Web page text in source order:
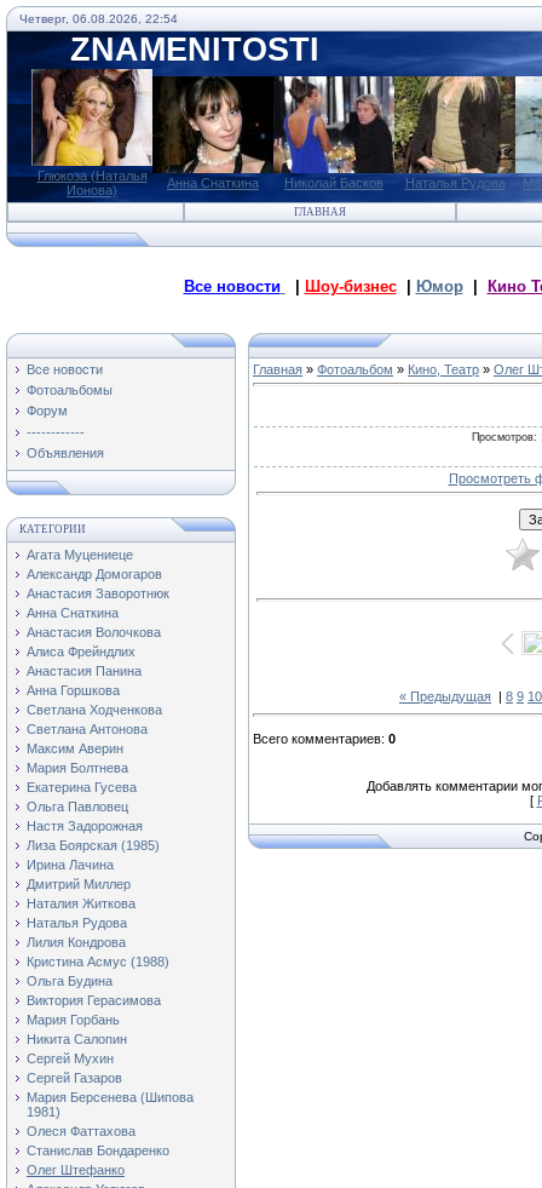
Четверг, 06.08.2026, 22:54
ZNAMENITOSTI
Глюкоза (Наталья
Ионова)
Анна Снаткина Николай Басков Наталья Рудова
ГЛАВНАЯ
Все новости Шоу-бизнес| Юмор| Кино
Все новости
Фотоальбомы
Форум
------------
Объявления
КАТЕГОРИИ
Агата Муцениеце
Александр Домогаров
Анастасия Заворотнюк
Анна Снаткина
Анастасия Волочкова
Алиса Фрейндлих
Анастасия Панина
Анна Горшкова
Светлана Ходченкова
Светлана Антонова
Максим Аверин
Мария Болтнева
Екатерина Гусева
Ольга Павловец
Настя Задорожная
Лиза Боярская (1985)
Ирина Лачина
Дмитрий Миллер
Наталия Житкова
Наталья Рудова
Лилия Кондрова
Кристина Асмус (1988)
Ольга Будина
Виктория Герасимова
Мария Горбань
Никита Салопин
Сергей Мухин
Сергей Газаров
Мария Берсенева (Шипова
1981)
Олеся Фаттахова
Станислав Бондаренко
Олег Штефанко
Главная » Фотоальбом » Кино, Театр » Олег
Просмотров:
Просмотреть
« Предыдущая | 8 9 10
Всего комментариев: 0
Добавлять комментарии
[